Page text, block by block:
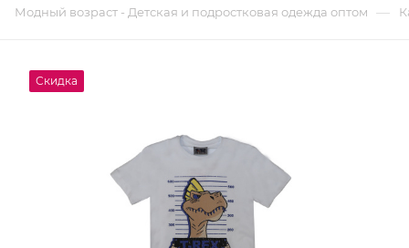
Модный возраст - Детская и подростковая одежда оптом —
Скидка